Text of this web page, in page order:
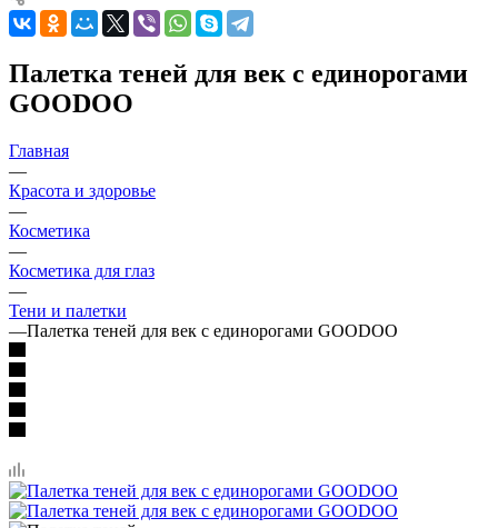
Палетка теней для век с единорогами
GOODOO
Главная
—
Красота и здоровье
—
Косметика
—
Косметика для глаз
—
Тени и палетки
—Палетка теней для век с единорогами GOODOO